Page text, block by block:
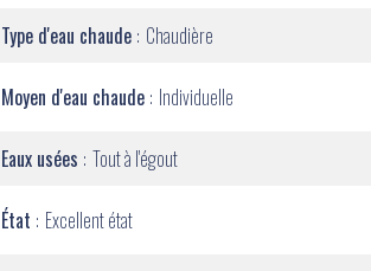
Type d'eau chaude Chaudière
Moyen d'eau chaude Individuelle
Eaux usées Tout à l'égout
État Excellent état